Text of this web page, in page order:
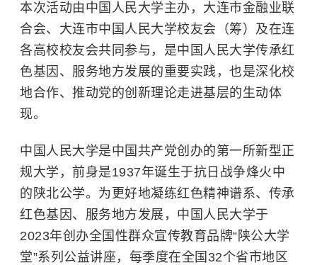
本次活动由 中国人民大学主办，大连市金融业联
合会、大连市中国人民大学校友会（筹）及在连
各高校校友会共同参与，是中国人民大学传承红
色基因、服务地方发展的重要实践，也是深化校
地合作、推动党的创新理论走进基层的生动体
现。
中国人民大学是中国共产党创办的第一所新型正
规大学，前身是1937年诞生于抗日战争烽火中
的陕北公学。为更好地凝练红色精神谱系、传承
红色基因、服务地方发展，中国人民大学于
2023年创办全国性群众宣传教育品牌“陕公大学
堂”系列公益讲座，每季度在全国32个省市地区